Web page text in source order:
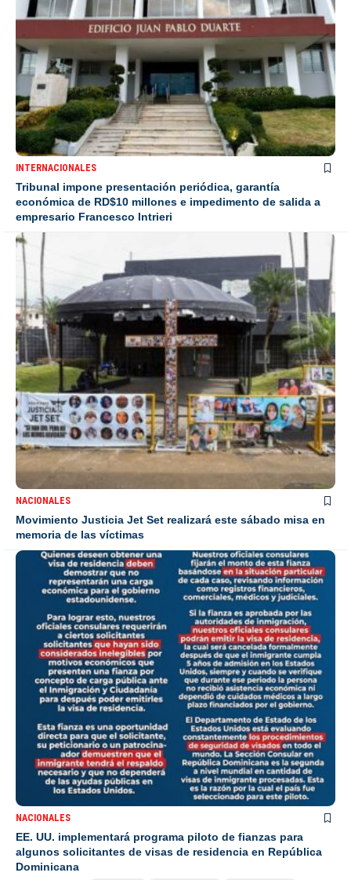
INTERNACIONALES
Tribunal impone presentación periódica, garantía
económica de RD$10 millones e impedimento de salida a
empresario Francesco Intrieri
NACIONALES
Movimiento Justicia Jet Set realizará este sábado misa en
memoria de las víctimas
NACIONALES
EE. UU. implementará programa piloto de fianzas para
algunos solicitantes de visas de residencia en República
Dominicana